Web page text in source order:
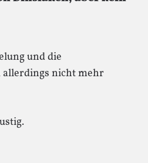
und die
nicht mehr